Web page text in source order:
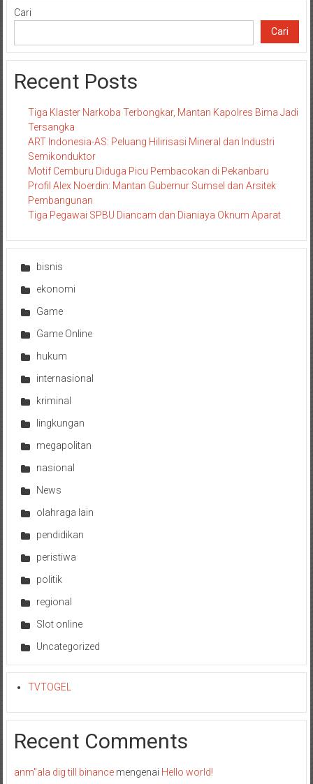
Cari
Cari
Recent Posts
Tiga Klaster Narkoba Terbongkar, Mantan Kapolres Bima Jadi
Tersangka
ART Indonesia-AS: Peluang Hilirisasi Mineral dan Industri
Semikonduktor
Motif Cemburu Diduga Picu Pembacokan di Pekanbaru
Profil Alex Noerdin: Mantan Gubernur Sumsel dan Arsitek
Pembangunan
Tiga Pegawai SPBU Diancam dan Dianiaya Oknum Aparat
bisnis
ekonomi
Game
Game Online
hukum
internasional
kriminal
lingkungan
megapolitan
nasional
News
olahraga lain
pendidikan
peristiwa
politik
regional
Slot online
Uncategorized
TVTOGEL
Recent Comments
anm"ala dig till binancemengenai Hello world!